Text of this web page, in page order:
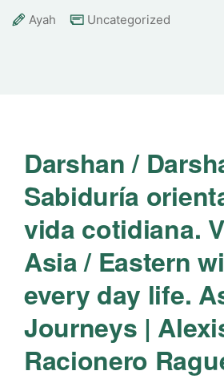
Ayah Uncategorized
Darshan /
Sabiduría
vida cotidiana.
Asia / Eastern
every day life.
Journeys |
Racionero